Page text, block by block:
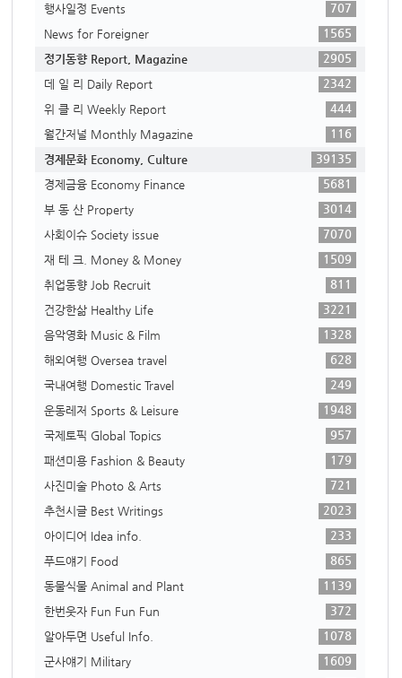
행사일정 Events
707
News for Foreigner
1565
정기동향 Report, Magazine
2905
데 일 리 Daily Report
2342
위 클 리 Weekly Report
444
월간저널 Monthly Magazine
116
경제문화 Economy, Culture
39135
경제금융 Economy Finance
5681
부 동 산 Property
3014
사회이슈 Society issue
7070
재 테 크. Money & Money
1509
취업동향 Job Recruit
811
건강한삶 Healthy Life
3221
음악영화 Music & Film
1328
해외여행 Oversea travel
628
국내여행 Domestic Travel
249
운동레저 Sports & Leisure
1948
국제토픽 Global Topics
957
패션미용 Fashion & Beauty
179
사진미술 Photo & Arts
721
추천시글 Best Writings
2023
아이디어 Idea info.
233
푸드얘기 Food
865
동물식물 Animal and Plant
1139
한번웃자 Fun Fun Fun
372
알아두면 Useful Info.
1078
군사얘기 Military
1609